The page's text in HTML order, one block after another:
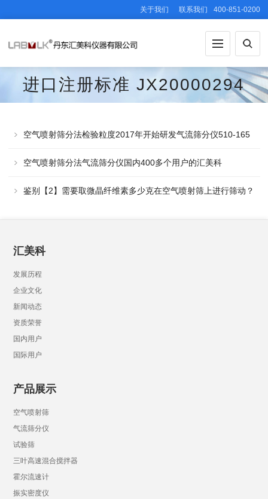
关于我们 联系我们 400-851-0200
进口注册标准 JX20000294
空气喷射筛分法检验粒度2017年开始研发气流筛分仪510-165
空气喷射筛分法气流筛分仪国内400多个用户的汇美科
鉴别【2】需要取微晶纤维素多少克在空气喷射筛上进行筛动？
汇美科
发展历程
企业文化
新闻动态
资质荣誉
国内用户
国际用户
产品展示
空气喷射筛
气流筛分仪
试验筛
三叶高速混合搅拌器
霍尔流速计
振实密度仪